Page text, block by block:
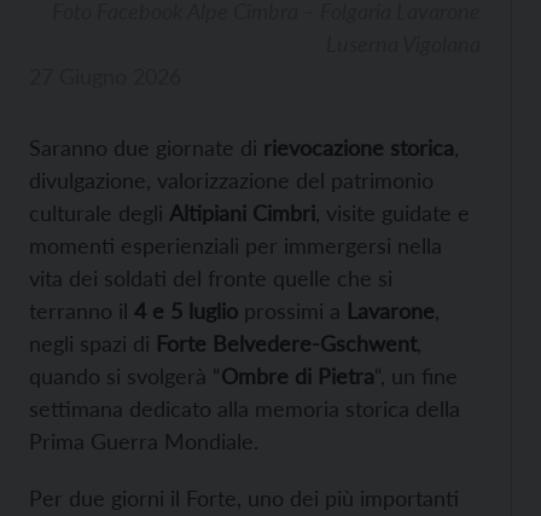
Saranno due giornate di rievocazione storica
divulgazione, valorizzazione del patrimonio
culturale degli Altipiani Cimbri , visite guidate e
momenti esperienziali per immergersi nella
vita dei soldati del fronte quelle che si
terranno il 4 e 5 luglio prossimi a Lavarone
negli spazi di Forte Belvedere-Gschwent,
quando si svolgerà “Ombre di Pietra“, un fine
settimana dedicato alla memoria storica della
Prima Guerra Mondiale.
Per due giorni il Forte, uno dei più importanti